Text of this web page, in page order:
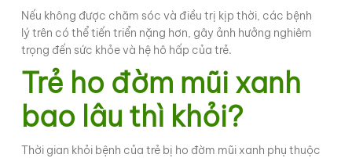
Nếu không được chăm sóc và điều trị kịp thời, các bệnh
lý trên có thể tiến triển nặng hơn, gây ảnh hưởng nghiêm
trọng đến sức khỏe và hệ hô hấp của trẻ.
Trẻ ho đờm mũi xanh
bao lâu thì khỏi?
Thời gian khỏi bệnh của trẻ bị ho đờm mũi xanh phụ thuộc